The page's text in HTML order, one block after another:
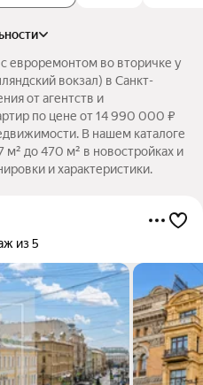
евроремонтом во вторичке у
вокзал) в Санкт-
от агентств и
по цене от 14 990 000 ₽
В нашем каталоге
до 470 м² в новостройках и
и характеристики.
из 5